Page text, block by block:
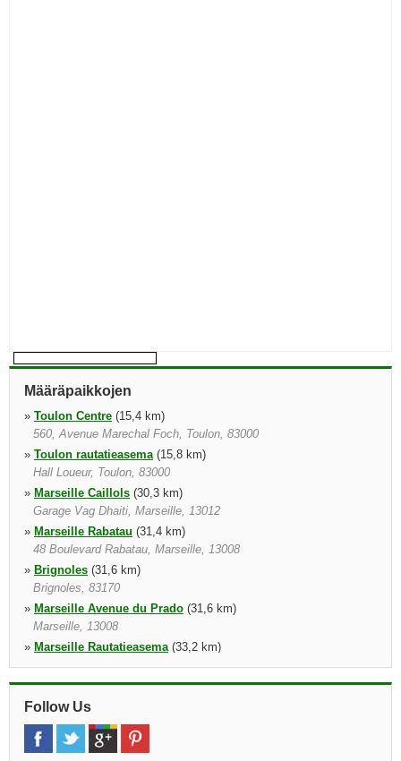
Määräpaikkojen
» Toulon Centre (15,4 km)
560, Avenue Marechal Foch, Toulon, 83000
» Toulon rautatieasema(15,8 km)
Hall Loueur, Toulon, 83000
» Marseille Caillols (30,3 km)
Garage Vag Dhaiti, Marseille, 13012
» Marseille Rabatau (31,4 km)
48 Boulevard Rabatau, Marseille, 13008
» Brignoles (31,6 km)
Brignoles, 83170
» Marseille Avenue du Prado (31,6 km)
Marseille, 13008
» Marseille Rautatieasema(33,2 km)
Marseille, 13001
»Marseille Vitrolles(33,3 km)
93 95 Boulevard National, Marseille, 13003
Follow Us